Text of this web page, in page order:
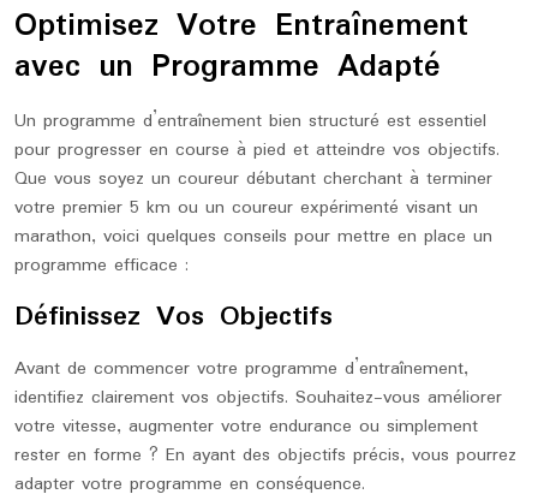
2024
marathon
Optimisez Votre Entraînement
avec un Programme Adapté
Un programme d’entraînement bien structuré est essentiel
pour progresser en course à pied et atteindre vos objectifs.
Que vous soyez un coureur débutant cherchant à terminer
votre premier 5 km ou un coureur expérimenté visant un
marathon, voici quelques conseils pour mettre en place un
programme efficace :
Définissez Vos Objectifs
Avant de commencer votre programme d’entraînement,
identifiez clairement vos objectifs. Souhaitez-vous améliorer
votre vitesse, augmenter votre endurance ou simplement
rester en forme ? En ayant des objectifs précis, vous pourrez
adapter votre programme en conséquence.